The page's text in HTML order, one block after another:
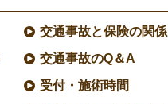
交通事故と保険の関係
交通事故のQ＆A
受付・施術時間